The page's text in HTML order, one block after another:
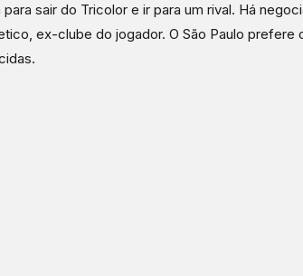
sair do Tricolor e ir para um rival. Há
ex-clube do jogador. O São Paulo prefere